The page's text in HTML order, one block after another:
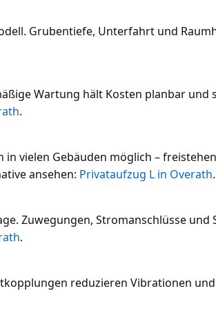
Grubentiefe, Unterfahrt und
Wartung hält Kosten planbar
.
in vielen Gebäuden möglich –
ansehen: Privataufzug L in Overath.
Zuwegungen, Stromanschlüsse
.
reduzieren Vibrationen